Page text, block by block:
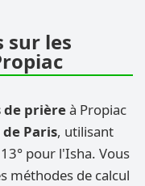
sur les
de prièreà Propiac
Paris, utilisant
pour l'Isha. Vous
méthodes de calcul